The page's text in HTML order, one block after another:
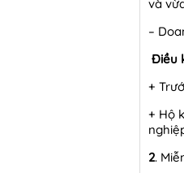
và
–
Điều
+
+ Hộ
2.